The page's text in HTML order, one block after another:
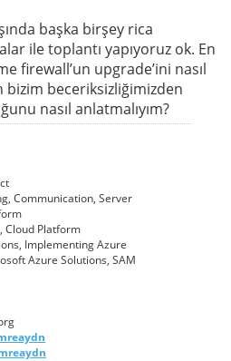
başka birşey rica
ile toplantı yapıyoruz ok. En
firewall’un upgrade’ini nasıl
beceriksizliğimizden
nasıl anlatmalıyım?
Communication, Server
Cloud Platform
Implementing Azure
Azure Solutions, SAM